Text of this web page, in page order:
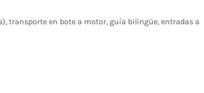
transporte en bote a motor, guía bilingüe, entradas a